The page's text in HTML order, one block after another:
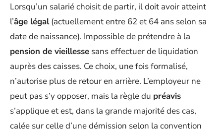
Lorsqu’un salarié choisit de partir, il doit avoir atteint
l’âge légal(actuellement entre 62 et 64 ans selon sa
date de naissance). Impossible de prétendre à la
pension de vieillesse sans effectuer de liquidation
auprès des caisses. Ce choix, une fois formalisé,
n’autorise plus de retour en arrière. L’employeur ne
peut pas s’y opposer, mais la règle du préavis
s’applique et est, dans la grande majorité des cas,
calée sur celle d’une démission selon la convention